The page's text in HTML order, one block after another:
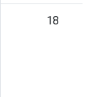
18